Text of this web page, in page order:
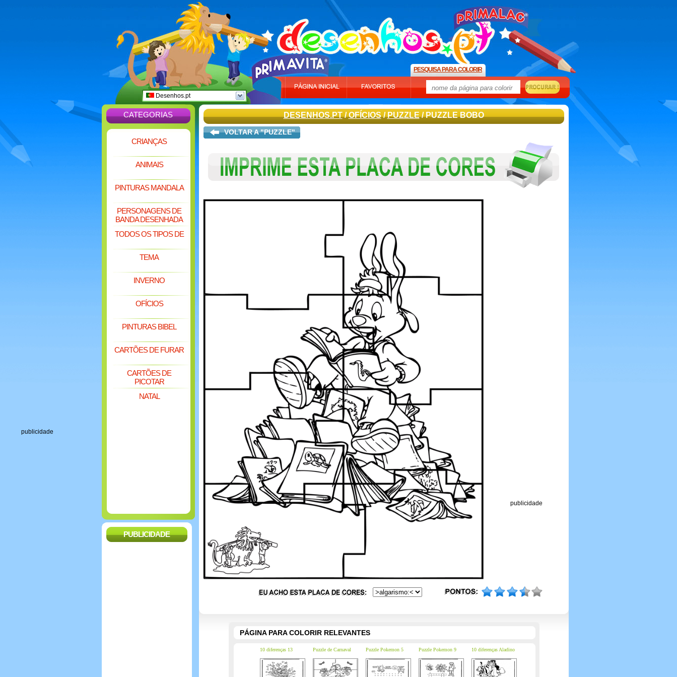
publicidade
Desenhos.pt
PESQUISA PARA COLORIR
CATEGORIAS
CRIANÇAS
ANIMAIS
PINTURAS MANDALA
PERSONAGENS DE
BANDA DESENHADA
TODOS OS TIPOS DE
TEMA
INVERNO
OFÍCIOS
PINTURAS BIBEL
CARTÕES DE FURAR
CARTÕES DE
PICOTAR
NATAL
PUBLICIDADE
DESENHOS.PT/OFÍCIOS/PUZZLE/ PUZZLE BOBO
VOLTAR A "PUZZLE"
publicidade
PÁGINA PARA COLORIR RELEVANTES
10 diferenças 13 Puzzle de Carnaval Puzzle Pokemon 5 Puzzle Pokemon 9 10 diferenças Aladino